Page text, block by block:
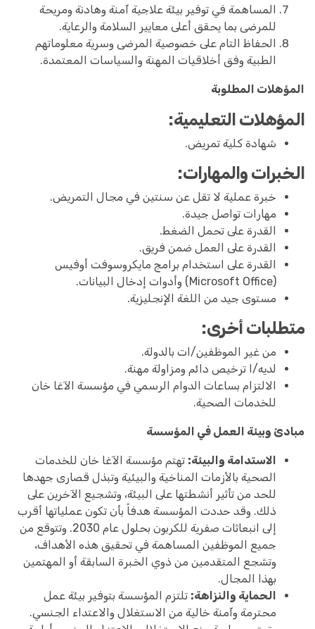
المساهمة في توفير بيئة علاجية آمنة وهادنة ومريحة
للمرضى بما يحقق أعلى معايير السلامة والرعاية.
الحفاظ التام على خصوصية المرضى وسرية معلوماتهم
الطبية وفق أخلاقيات المهنة والسياسات المعتمدة.
المؤهلات المطلوبة
المؤهلات التعليمية:
شهادة كلية تمريض.
الخبرات والمهارات:
خبرة عملية لا تقل عن سنتين في مجال التمريض.
مهارات تواصل جيدة.
القدرة على تحمل الضغط.
القدرة على العمل ضمن فريق.
القدرة على استخدام برامج مايكروسوفت أوفيس
(Microsoft Office) وأدوات إدخال البيانات.
مستوى جيد من اللغة الإنجليزية.
متطلبات أخرى:
من غير الموظفين/ات بالدولة.
لديه/ا ترخيص دائم ومزاولة مهنة.
الالتزام بساعات الدوام الرسمي في مؤسسة الآغا خان
للخدمات الصحية.
مبادئ وبيئة العمل في المؤسسة
الاستدامة والبيئة: تهتم مؤسسة الآغا خان للخدمات
الصحية بالأزمات المناخية والبيئية وتبذل قصارى جهدها
للحد من تأثير أنشطتها على البيئة، وتشجيع الآخرين على
ذلك. وقد حددت المؤسسة هدفاً بأن تكون عملياتها أقرب
إلى انبعاثات صفرية للكربون بحلول عام 2030. وتتوقع من
جميع الموظفين المساهمة في تحقيق هذه الأهداف،
وتشجع المتقدمين من ذوي الخبرة السابقة أو المهتمين
بهذا المجال.
الحماية والنزاهة: تلتزم المؤسسة بتوفير بيئة عمل
محترمة وآمنة خالية من الاستغلال والاعتداء الجنسي.